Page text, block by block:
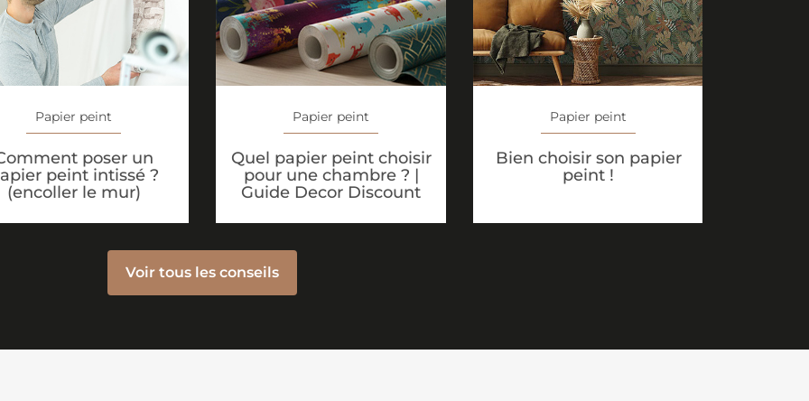
Papier peint
poser un
peint intissé ?
(encoller le mur)
Papier peint
Quel papier peint choisir
pour une chambre ? |
Guide Decor Discount
Papier peint
Bien choisir son papier
peint !
Voir tous les conseils